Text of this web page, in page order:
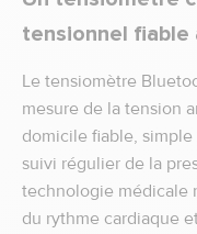
tensionnel fiable
Le tensiomètre
mesure de la tension
domicile fiable,
suivi régulier de la
technologie médicale
du rythme cardiaque